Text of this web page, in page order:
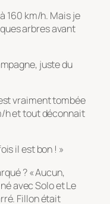
160 km/h. Mais je
arbres avant
juste du
vraiment tombée
h et tout déconnait
il est bon ! »
? « Aucun,
avec Solo et Le
Fillon était